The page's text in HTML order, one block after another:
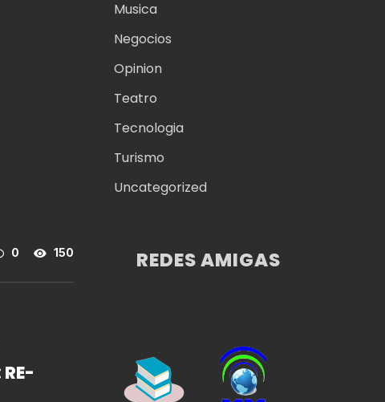
0 150
Musica
Negocios
Opinion
Teatro
Tecnologia
Turismo
Uncategorized
REDES AMIGAS